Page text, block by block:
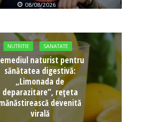
08/08/2026
NUTRITIE SANATATE
naturist pentru
sănătatea digestivă:
„Limonada de
deparazitare”, rețeta
devenită
virală